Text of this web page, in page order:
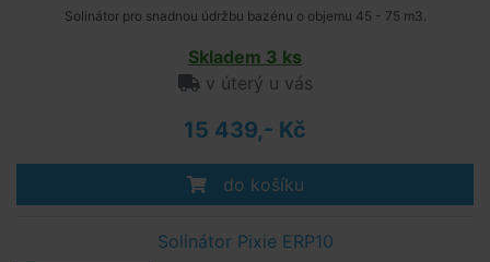
Solinátor pro snadnou údržbu bazénu o objemu 45 - 75 m3.
Skladem 3 ks
v úterý u vás
15 439,- Kč
do košíku
Solinátor Pixie ERP10